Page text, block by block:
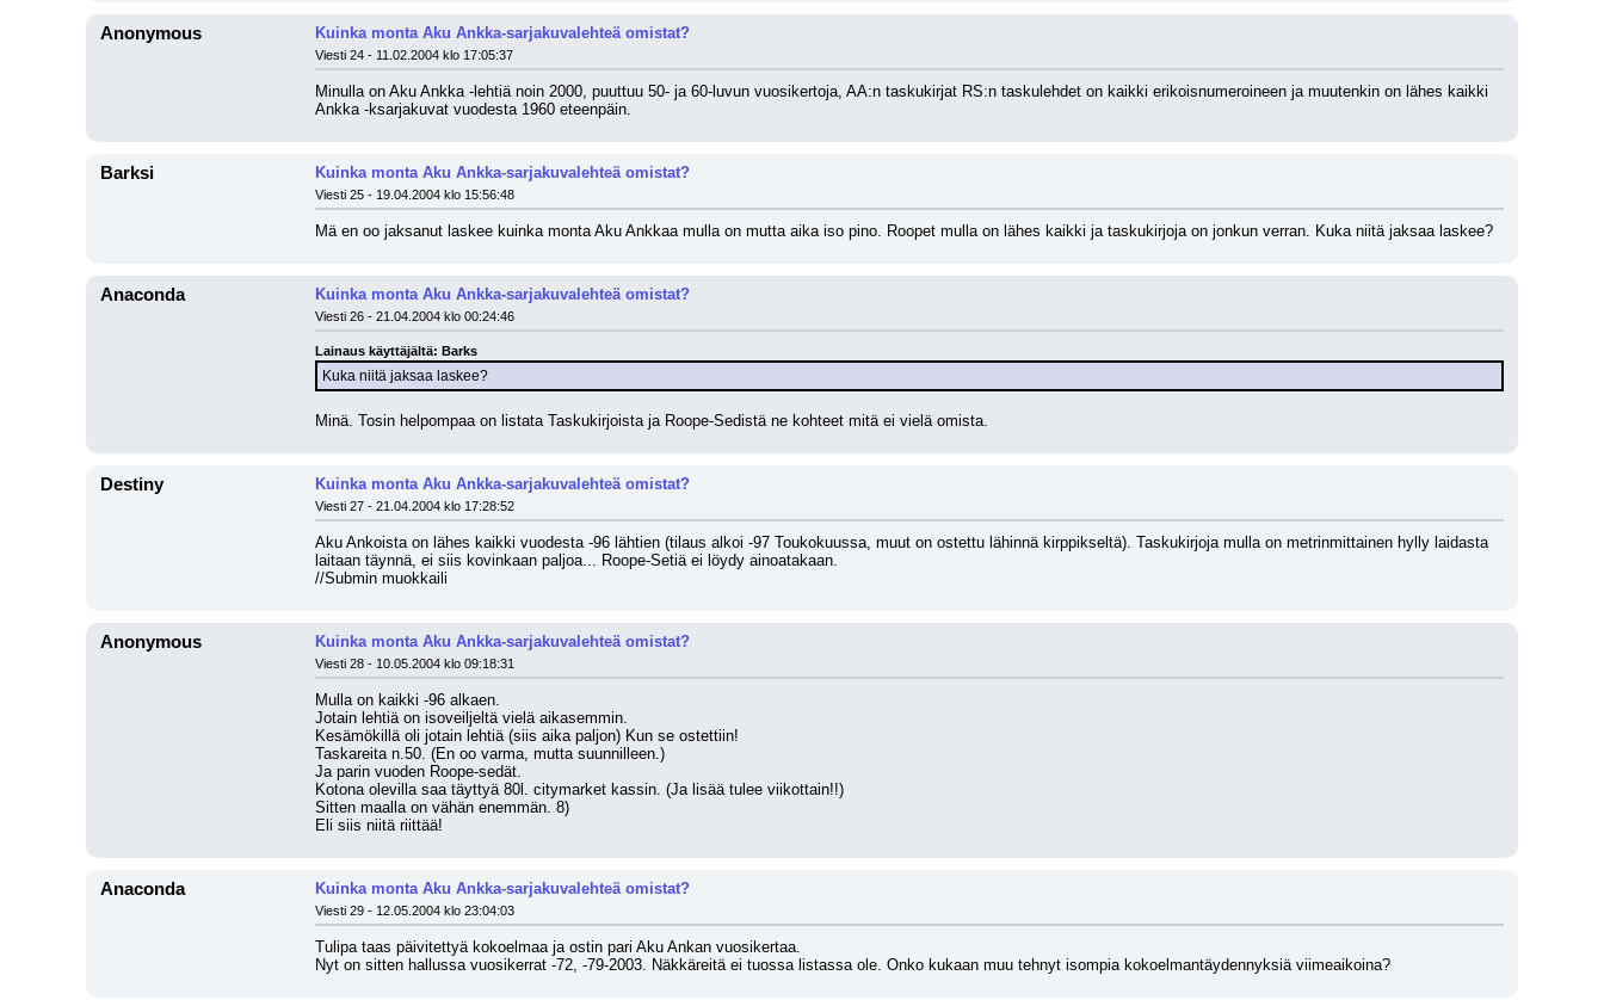
Anonymous Kuinka monta Aku Ankka-sarjakuvalehteä omistat?
Viesti 24 - 11.02.2004 klo 17:05:37
Minulla on Aku Ankka -lehtiä noin 2000, puuttuu 50- ja 60-luvun vuosikertoja, AA:n taskukirjat RS:n taskulehdet on kaikki erikoisnumeroineen ja muutenkin on lähes kaikki
Ankka -ksarjakuvat vuodesta 1960 eteenpäin.
Barksi Kuinka monta Aku Ankka-sarjakuvalehteä omistat?
Viesti 25 - 19.04.2004 klo 15:56:48
Mä en oo jaksanut laskee kuinka monta Aku Ankkaa mulla on mutta aika iso pino. Roopet mulla on lähes kaikki ja taskukirjoja on jonkun verran. Kuka niitä jaksaa laskee?
Anaconda Kuinka monta Aku Ankka-sarjakuvalehteä omistat?
Viesti 26 - 21.04.2004 klo 00:24:46
Lainaus käyttäjältä: Barks
Kuka niitä jaksaa laskee?
Minä. Tosin helpompaa on listata Taskukirjoista ja Roope-Sedistä ne kohteet mitä ei vielä omista.
Destiny Kuinka monta Aku Ankka-sarjakuvalehteä omistat?
Viesti 27 - 21.04.2004 klo 17:28:52
Aku Ankoista on lähes kaikki vuodesta -96 lähtien (tilaus alkoi -97 Toukokuussa, muut on ostettu lähinnä kirppikseltä). Taskukirjoja mulla on metrinmittainen hylly laidasta
laitaan täynnä, ei siis kovinkaan paljoa... Roope-Setiä ei löydy ainoatakaan.
//Submin muokkaili
Anonymous Kuinka monta Aku Ankka-sarjakuvalehteä omistat?
Viesti 28 - 10.05.2004 klo 09:18:31
Mulla on kaikki -96 alkaen.
Jotain lehtiä on isoveiljeltä vielä aikasemmin.
Kesämökillä oli jotain lehtiä (siis aika paljon) Kun se ostettiin!
Taskareita n.50. (En oo varma, mutta suunnilleen.)
Ja parin vuoden Roope-sedät.
Kotona olevilla saa täyttyä 80l. citymarket kassin. (Ja lisää tulee viikottain!!)
Sitten maalla on vähän enemmän. 8)
Eli siis niitä riittää!
Anaconda Kuinka monta Aku Ankka-sarjakuvalehteä omistat?
Viesti 29 - 12.05.2004 klo 23:04:03
Tulipa taas päivitettyä kokoelmaa ja ostin pari Aku Ankan vuosikertaa.
Nyt on sitten hallussa vuosikerrat -72, -79-2003. Näkkäreitä ei tuossa listassa ole. Onko kukaan muu tehnyt isompia kokoelmantäydennyksiä viimeaikoina?